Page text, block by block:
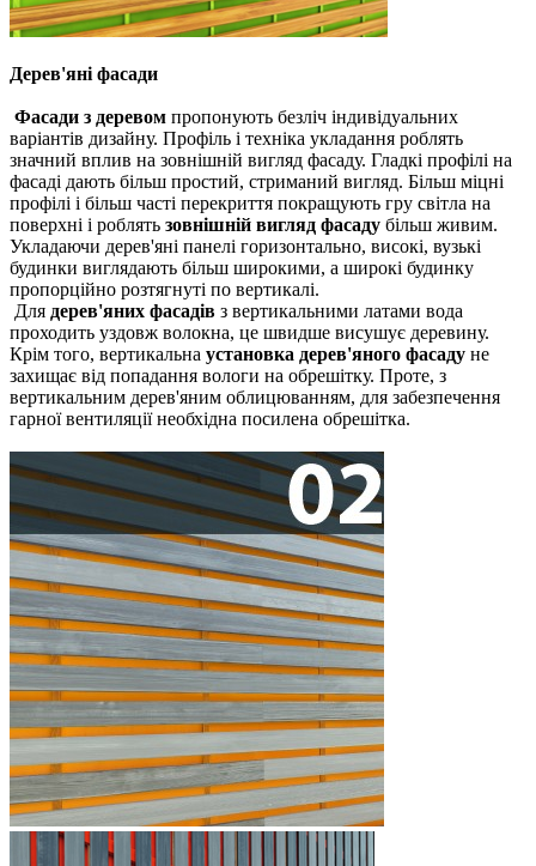
Дерев'яні фасади
Фасади з деревом пропонують безліч індивідуальних
варіантів дизайну. Профіль і техніка укладання роблять
значний вплив на зовнішній вигляд фасаду. Гладкі профілі на
фасаді дають більш простий, стриманий вигляд. Більш міцні
профілі і більш часті перекриття покращують гру світла на
поверхні і роблять зовнішній вигляд фасаду більш живим.
Укладаючи дерев'яні панелі горизонтально, високі, вузькі
будинки виглядають більш широкими, а широкі будинку
пропорційно розтягнуті по вертикалі.
Для дерев'яних фасадів з вертикальними латами вода
проходить уздовж волокна, це швидше висушує деревину.
Крім того, вертикальна установка дерев'яного фасаду не
захищає від попадання вологи на обрешітку. Проте, з
вертикальним дерев'яним облицюванням, для забезпечення
гарної вентиляції необхідна посилена обрешітка.